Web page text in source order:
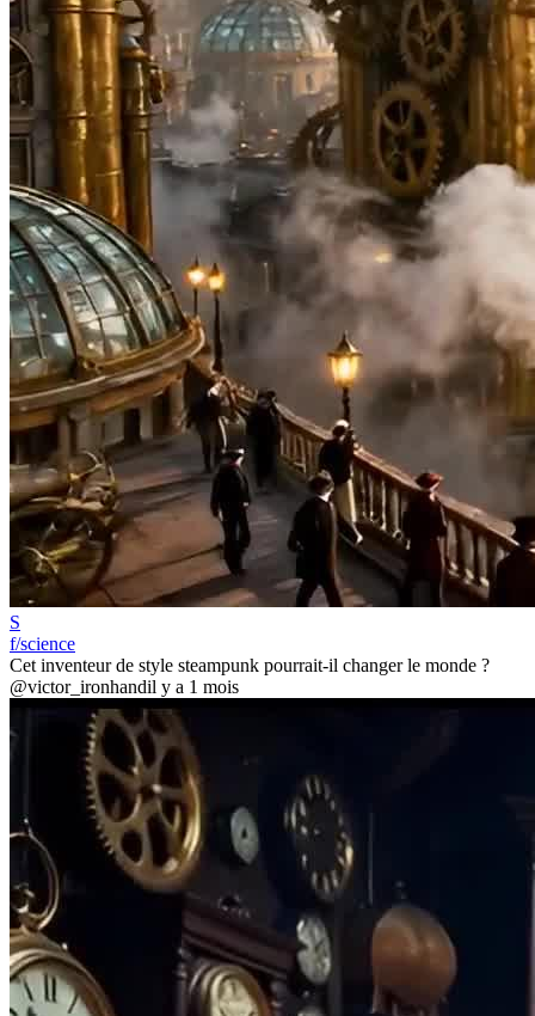
S
f/science
Cet inventeur de style steampunk pourrait-il changer le monde ?
@victor_ironhandil y a 1 mois